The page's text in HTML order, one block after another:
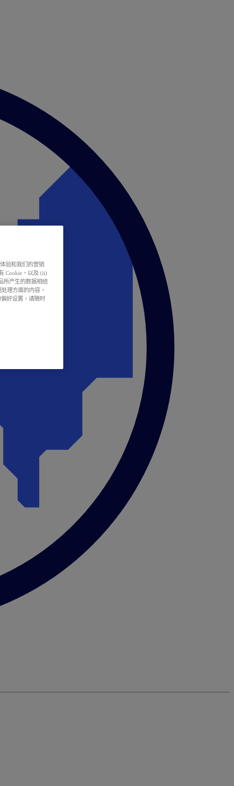
验和我们的营销
Cookie，以及 (ii)
所产生的数据相结
理方面的内容，
好设置，请随时